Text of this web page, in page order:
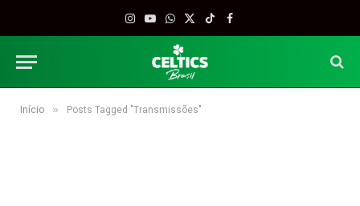
Instagram
YouTube
WhatsApp
X
TikTokFacebook
Início » Posts Tagged "Transmissões"